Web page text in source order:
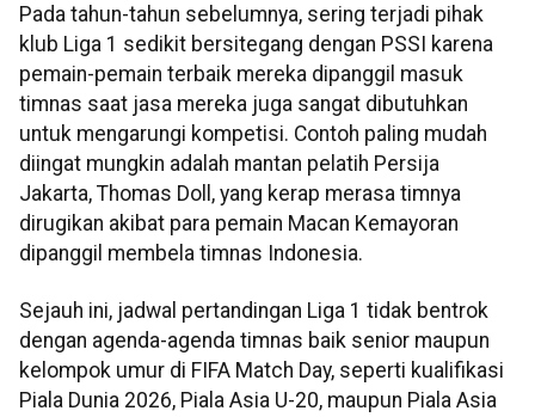
Pada tahun-tahun sebelumnya, sering terjadi pihak
klub Liga 1 sedikit bersitegang dengan PSSI karena
pemain-pemain terbaik mereka dipanggil masuk
timnas saat jasa mereka juga sangat dibutuhkan
untuk mengarungi kompetisi. Contoh paling mudah
diingat mungkin adalah mantan pelatih Persija
Jakarta, Thomas Doll, yang kerap merasa timnya
dirugikan akibat para pemain Macan Kemayoran
dipanggil membela timnas Indonesia.
Sejauh ini, jadwal pertandingan Liga 1 tidak bentrok
dengan agenda-agenda timnas baik senior maupun
kelompok umur di FIFA Match Day, seperti kualifikasi
Piala Dunia 2026, Piala Asia U-20, maupun Piala Asia